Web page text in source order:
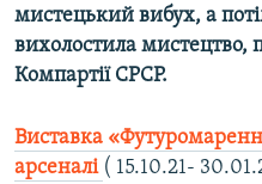
мистецький вибух, а
вихолостила мистецтво,
Компартії СРСР.
Виставка
арсеналі ( 15.10.21-